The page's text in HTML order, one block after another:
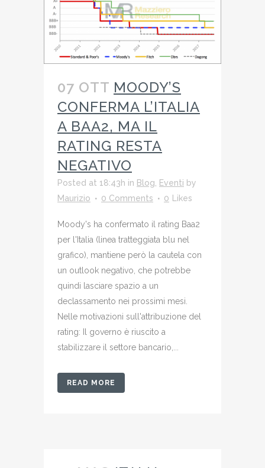
07 OTT MOODY’S
CONFERMA L’ITALIA
A BAA2, MA IL
RATING RESTA
NEGATIVO
Posted at 18:43h in Blog Eventi by
Maurizio
0 Comments 0 Likes
Moody's ha confermato il rating Baa2
per l'Italia (linea tratteggiata blu nel
grafico), mantiene però la cautela con
un outlook negativo, che potrebbe
quindi lasciare spazio a un
declassamento nei prossimi mesi.
Nelle motivazioni sull'attribuzione del
rating: Il governo è riuscito a
stabilizzare il settore bancario,...
READ MORE